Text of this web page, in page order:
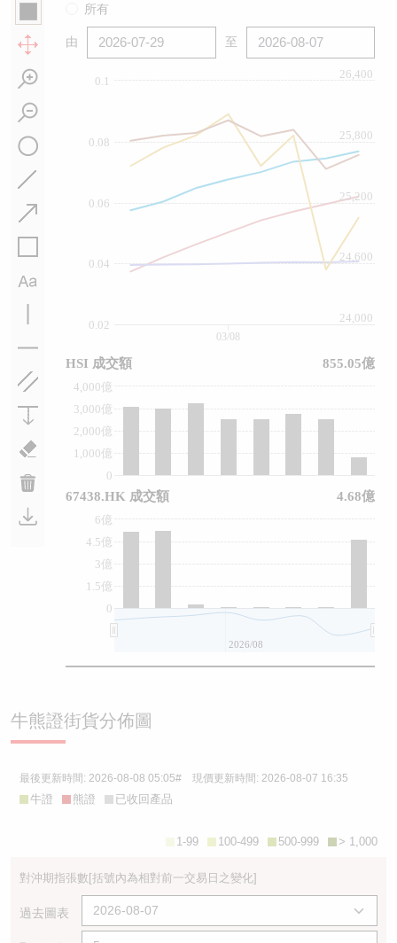
所有
由 至
0.02
0.04
0.06
0.08
0.1
24,000
24,600
25,200
25,800
26,400
0
1,000億
2,000億
3,000億
4,000億
0
1.5億
3億
4.5億
6億
03/08
2026/08
HSI 成交額 855.05億
67438.HK 成交額 4.68億
牛熊證街貨分佈圖
最後更新時間: 2026-08-08 05:05# 現價更新時間: 2026-08-07 16:35
牛證 熊證 已收回產品
> 1,000
500-999
100-499
1-99
對沖期指張數[括號內為相對前一交易日之變化]
過去圖表